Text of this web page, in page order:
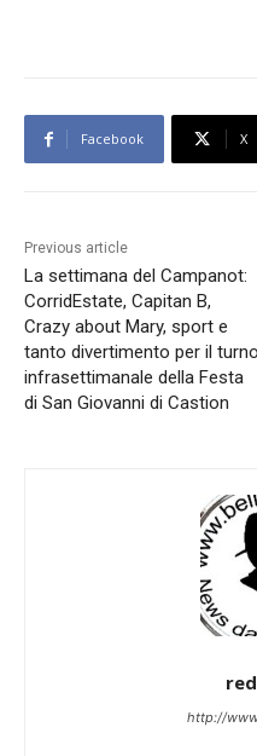
Facebook X
Previous article
La settimana del Campanot:
CorridEstate, Capitan B,
Crazy about Mary, sport e
tanto divertimento per il turno
infrasettimanale della Festa
di San Giovanni di Castion
http://